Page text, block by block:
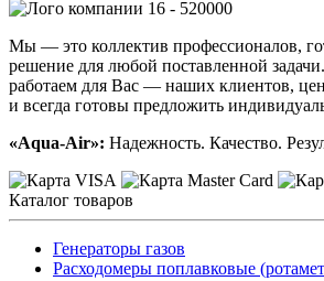
16 - 520000
Мы — это коллектив профессионалов,
решение для любой поставленной
работаем для Вас — наших клиентов,
и всегда готовы предложить
«Aqua-Air»: Надежность. Качество.
Каталог товаров
Генераторы газов
Расходомеры поплавковые